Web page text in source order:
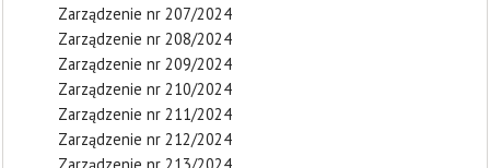
Zarządzenie nr 207/2024
Zarządzenie nr 208/2024
Zarządzenie nr 209/2024
Zarządzenie nr 210/2024
Zarządzenie nr 211/2024
Zarządzenie nr 212/2024